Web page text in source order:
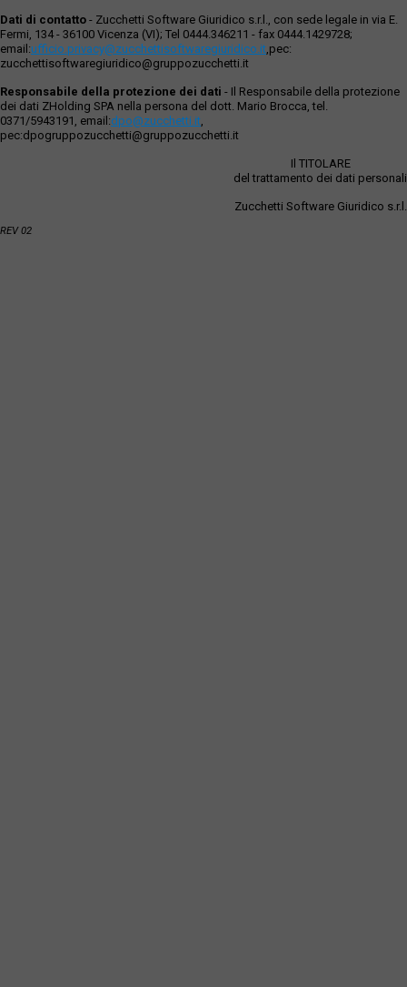
Dati di contatto - Zucchetti Software Giuridico s.r.l., con sede legale in via E.
Fermi, 134 - 36100 Vicenza (VI); Tel 0444.346211 - fax 0444.1429728;
email:ufficio.privacy@zucchettisoftwaregiuridico.it,pec:
zucchettisoftwaregiuridico@gruppozucchetti.it
Responsabile della protezione dei dati - Il Responsabile della protezione
dei dati ZHolding SPA nella persona del dott. Mario Brocca, tel.
0371/5943191, email:dpo@zucchetti.it,
pec:dpogruppozucchetti@gruppozucchetti.it
Il TITOLARE
del trattamento dei dati personali
Zucchetti Software Giuridico s.r.l.
REV 02